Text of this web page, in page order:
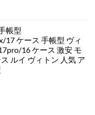
帳型
17 ケース 手帳型 ヴィ
16 ケース 激安 モ
ルイ ヴィトン 人気 ア